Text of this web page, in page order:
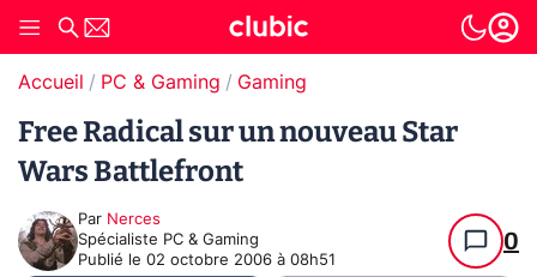
Accueil PC & Gaming Gaming
Free Radical sur un nouveau Star
Wars Battlefront
Par Nerces
Spécialiste PC & Gaming
Publié le 02 octobre 2006 à 08h51
0